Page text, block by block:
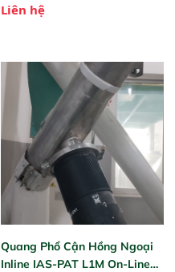
được chứng minh với sự đơn giản
trước đó. Nhưng so với các phiên
bản trước, FPA touch! nhỏ hơn và
nhẹ hơn đáng kể, đồng thời được
nâng cấp với các tính năng mới.
Liên hệ
Quang Phổ Cận Hồng Ngoại
Inline IAS-PAT L1M On-Line